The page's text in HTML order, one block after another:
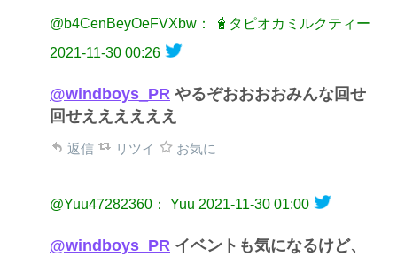
@b4CenBeyOeFVXbw： 🧋タピオカミルクティー
2021-11-30 00:26
@windboys_PR やるぞおおおおみんな回せ
回せええええええ
返信 リツイ お気に
@Yuu47282360： Yuu 2021-11-30 01:00
@windboys_PR イベントも気になるけど、